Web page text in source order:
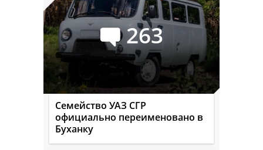
263
Семейство УАЗ СГР
официально переименовано в
Буханку